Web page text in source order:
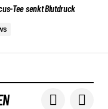
Tee senkt Blutdruck